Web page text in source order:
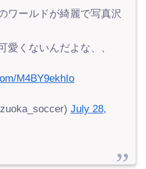
ワールドが綺麗で写真沢
愛くないんだよな、、
M4BY9ekhIo
July 28,